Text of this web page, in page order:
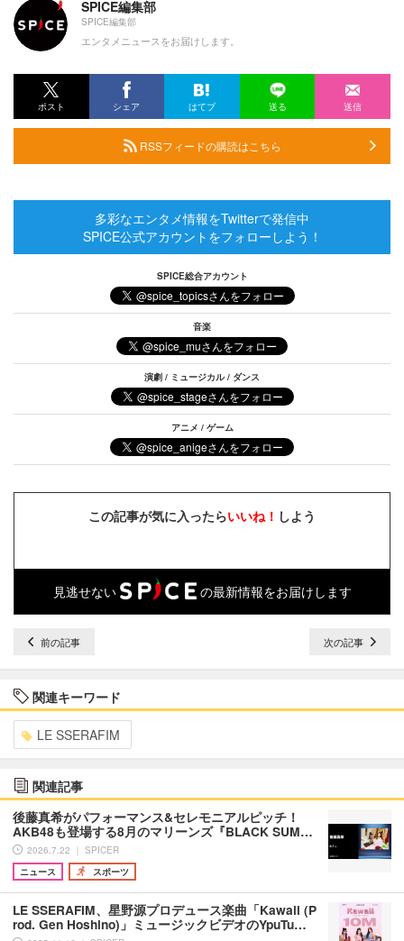
SPICE編集部
SPICE編集部
エンタメニュースをお届けします。
ポスト シェア はてブ 送る 送信
RSSフィードの購読はこちら
多彩なエンタメ情報をTwitterで発信中
SPICE公式アカウントをフォローしよう！
SPICE総合アカウント
音楽
演劇 / ミュージカル / ダンス
アニメ / ゲーム
この記事が気に入ったらいいね！ しよう
見逃せない の最新情報をお届けします
前の記事 次の記事
関連キーワード
LE SSERAFIM
関連記事
後藤真希がパフォーマンス&セレモニアルピッチ！
AKB48も登場する8月のマリーンズ『BLACK SUM…
2026.7.22 ｜ SPICER
ニュース
スポーツ
LE SSERAFIM、星野源プロデュース楽曲「Kawaii (P
rod. Gen Hoshino)」ミュージックビデオのYpuTu…